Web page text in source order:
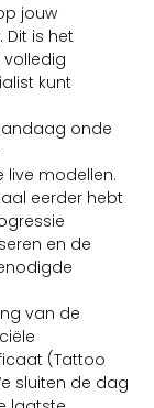
jouw
is het
kunt
onde
live modellen.
eerder hebt
en de
van de
(Tattoo
sluiten de dag